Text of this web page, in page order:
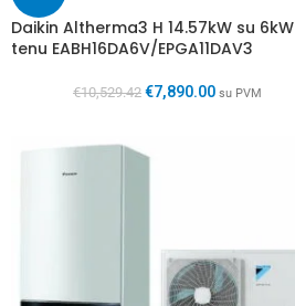
Daikin Altherma3 H 14.57kW su 6kW
tenu EABH16DA6V/EPGA11DAV3
€10,529.42 €7,890.00 su PVM